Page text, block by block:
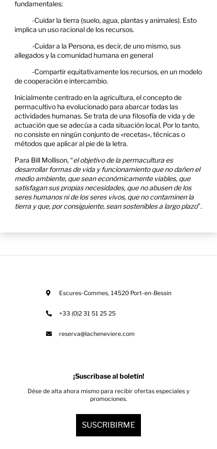
fundamentales:
-Cuidar la tierra (suelo, agua, plantas y animales). Esto
implica un uso racional de los recursos.
-Cuidar a la Persona, es decir, de uno mismo, sus
allegados y la comunidad humana en general
-Compartir equitativamente los recursos, en un modelo
de cooperación e intercambio.
Inicialmente centrado en la agricultura, el concepto de
permacultivo ha evolucionado para abarcar todas las
actividades humanas. Se trata de una filosofía de vida y de
actuación que se adecúa a cada situación local. Por lo tanto,
no consiste en ningún conjunto de «recetas», técnicas o
métodos que aplicar al pie de la letra.
Para Bill Mollison, “el objetivo de la permacultura es
desarrollar formas de vida y funcionamiento que no dañen el
medio ambiente, que sean económicamente viables, que
satisfagan sus propias necesidades, que no abusen de los
seres humanos ni de los seres vivos, que no contaminen la
tierra y que, por consiguiente, sean sostenibles a largo plazo”.
Escures-Commes, 14520 Port-en-Bessin
+33 (0)2 31 51 25 25
reserva@lacheneviere.com
¡Suscríbase al boletín!
Dése de alta ahora mismo para recibir ofertas especiales y
promociones.
SUSCRIBIRME